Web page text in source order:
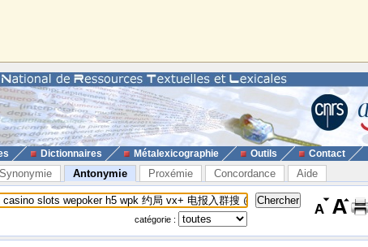
Dictionnaires Métalexicographie Outils Contact
Synonymie Antonymie Proxémie Concordance Aide
catégorie :